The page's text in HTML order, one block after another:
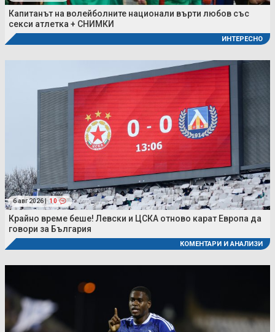
Капитанът на волейболните национали върти любов със
секси атлетка + СНИМКИ
ИНТЕРЕСНО
6 авг 2026 | 10
Крайно време беше! Левски и ЦСКА отново карат Европа да
говори за България
КОМЕНТАРИ И АНАЛИЗИ